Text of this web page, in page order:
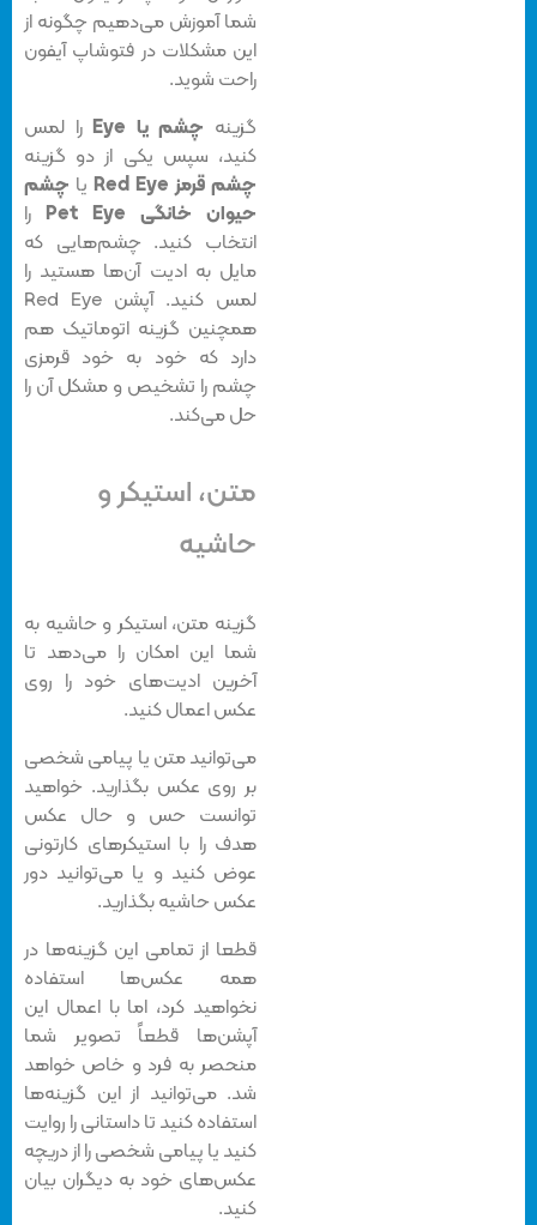
شما آموزش می‌دهیم چگونه از
این مشکلات در فتوشاپ آیفون
راحت شوید.
گزینهچشم یا Eye
را لمس
کنید، سپس یکی از دو گزینه
چشم قرمز Red Eye
یاچشم
حیوان خانگی Pet Eye
را
انتخاب کنید. چشم‌هایی که
مایل به ادیت آن‌ها هستید را
لمس کنید. آپشن Red Eye
همچنین گزینه اتوماتیک هم
دارد که خود به خود قرمزی
چشم را تشخیص و مشکل آن را
حل می‌کند.
متن، استیکر و
حاشیه
گزینه متن، استیکر و حاشیه به
شما این امکان را می‌دهد تا
آخرین ادیت‌های خود را روی
عکس اعمال کنید.
می‌توانید متن یا پیامی شخصی
بر روی عکس بگذارید. خواهید
توانست حس و حال عکس‌
هدف را با استیکر‌های کارتونی
عوض کنید و یا می‌توانید دور
عکس‌ حاشیه بگذارید.
قطعا از تمامی این گزینه‌ها در
همه عکس‌ها استفاده
نخواهید کرد، اما با اعمال این
آپشن‌ها قطعاً تصویر شما
منحصر به فرد و خاص خواهد
شد. می‌توانید از این گزینه‌ها
استفاده کنید تا داستانی را روایت
کنید یا پیامی شخصی را از دریچه
عکس‌های خود به دیگران بیان
کنید.